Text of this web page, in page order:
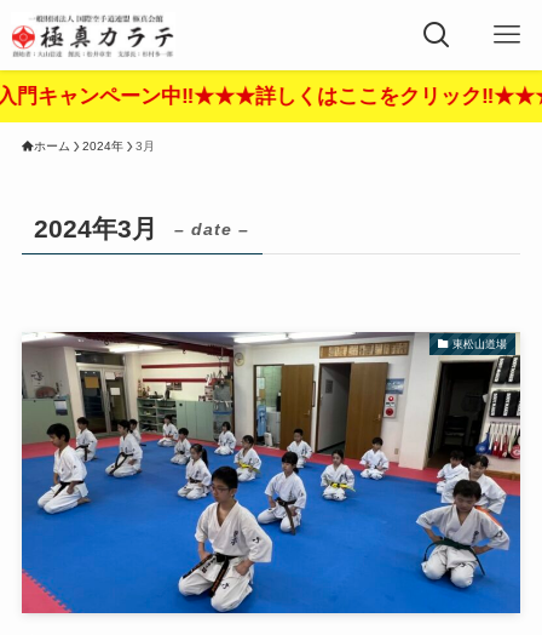
ペーン中‼︎★★★詳しくはここをクリック‼︎★★★
ホーム 2024年 3月
2024年3月 – date –
東松山道場